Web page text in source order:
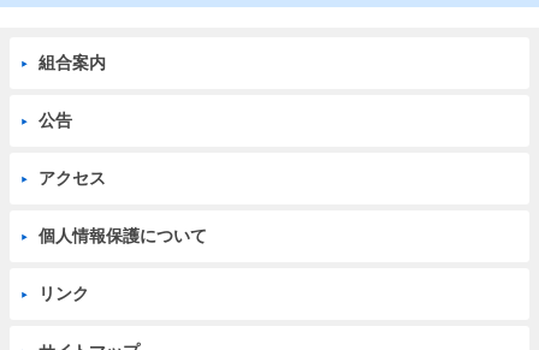
組合案内
公告
アクセス
個人情報保護について
リンク